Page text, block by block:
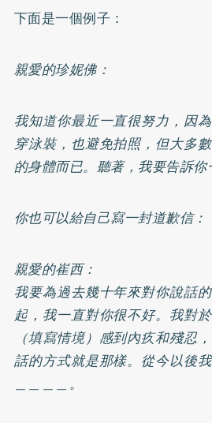
下面是一個例子：
親愛的珍妮佛：
我知道你最近一直很努力，因
穿泳裝，也避免拍照，但大多
的身體而已。聽著，我要告訴
你也可以給自己寫一封道歉信：
親愛的崔西：
我要為過去幾十年來對你說話
起，我一直對你很不好。我對
（填寫情境）感到內疚和殘忍
話的方式就是那樣。從今以後
＿＿＿＿。